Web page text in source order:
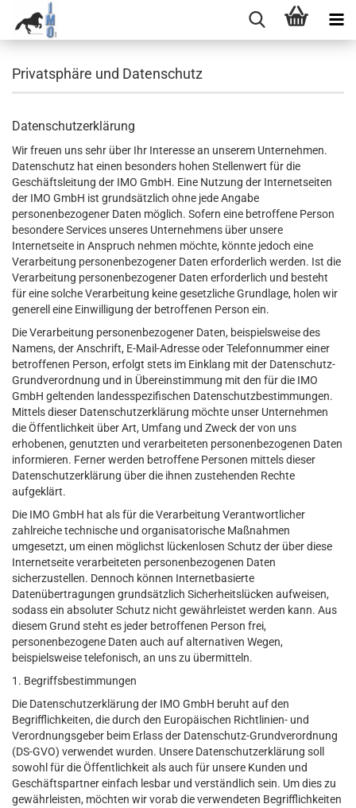
Privatsphäre und Datenschutz
Datenschutzerklärung
Wir freuen uns sehr über Ihr Interesse an unserem Unternehmen.
Datenschutz hat einen besonders hohen Stellenwert für die
Geschäftsleitung der IMO GmbH. Eine Nutzung der Internetseiten
der IMO GmbH ist grundsätzlich ohne jede Angabe
personenbezogener Daten möglich. Sofern eine betroffene Person
besondere Services unseres Unternehmens über unsere
Internetseite in Anspruch nehmen möchte, könnte jedoch eine
Verarbeitung personenbezogener Daten erforderlich werden. Ist die
Verarbeitung personenbezogener Daten erforderlich und besteht
für eine solche Verarbeitung keine gesetzliche Grundlage, holen wir
generell eine Einwilligung der betroffenen Person ein.
Die Verarbeitung personenbezogener Daten, beispielsweise des
Namens, der Anschrift, E-Mail-Adresse oder Telefonnummer einer
betroffenen Person, erfolgt stets im Einklang mit der Datenschutz-
Grundverordnung und in Übereinstimmung mit den für die IMO
GmbH geltenden landesspezifischen Datenschutzbestimmungen.
Mittels dieser Datenschutzerklärung möchte unser Unternehmen
die Öffentlichkeit über Art, Umfang und Zweck der von uns
erhobenen, genutzten und verarbeiteten personenbezogenen Daten
informieren. Ferner werden betroffene Personen mittels dieser
Datenschutzerklärung über die ihnen zustehenden Rechte
aufgeklärt.
Die IMO GmbH hat als für die Verarbeitung Verantwortlicher
zahlreiche technische und organisatorische Maßnahmen
umgesetzt, um einen möglichst lückenlosen Schutz der über diese
Internetseite verarbeiteten personenbezogenen Daten
sicherzustellen. Dennoch können Internetbasierte
Datenübertragungen grundsätzlich Sicherheitslücken aufweisen,
sodass ein absoluter Schutz nicht gewährleistet werden kann. Aus
diesem Grund steht es jeder betroffenen Person frei,
personenbezogene Daten auch auf alternativen Wegen,
beispielsweise telefonisch, an uns zu übermitteln.
1. Begriffsbestimmungen
Die Datenschutzerklärung der IMO GmbH beruht auf den
Begrifflichkeiten, die durch den Europäischen Richtlinien- und
Verordnungsgeber beim Erlass der Datenschutz-Grundverordnung
(DS-GVO) verwendet wurden. Unsere Datenschutzerklärung soll
sowohl für die Öffentlichkeit als auch für unsere Kunden und
Geschäftspartner einfach lesbar und verständlich sein. Um dies zu
gewährleisten, möchten wir vorab die verwendeten Begrifflichkeiten